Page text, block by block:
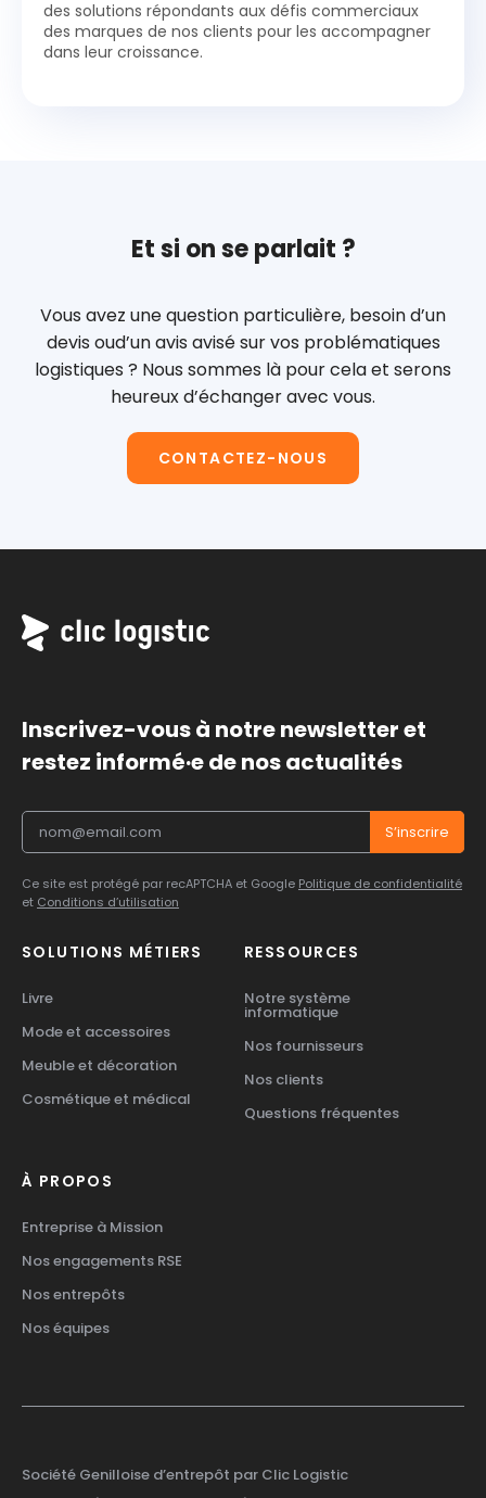
des solutions répondants aux défis commerciaux
des marques de nos clients pour les accompagner
dans leur croissance.
Et si on se parlait ?
Vous avez une question particulière, besoin d’un
devis oud’un avis avisé sur vos problématiques
logistiques ? Nous sommes là pour cela et serons
heureux d’échanger avec vous.
CONTACTEZ-NOUS
Inscrivez-vous à notre newsletter et
restez informé·e de nos actualités
Ce site est protégé par recAPTCHA et Google Politique de confidentialité
et Conditions d’utilisation
SOLUTIONS MÉTIERS
Livre
Mode et accessoires
Meuble et décoration
Cosmétique et médical
RESSOURCES
Notre système
informatique
Nos fournisseurs
Nos clients
Questions fréquentes
À PROPOS
Entreprise à Mission
Nos engagements RSE
Nos entrepôts
Nos équipes
Société Genilloise d’entrepôt par Clic Logistic